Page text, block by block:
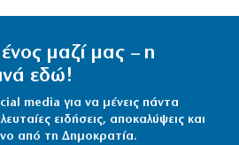
μαζί μας – η
εδώ!
media για να μένεις πάντα
ειδήσεις, αποκαλύψεις και
από τη Δημοκρατία.